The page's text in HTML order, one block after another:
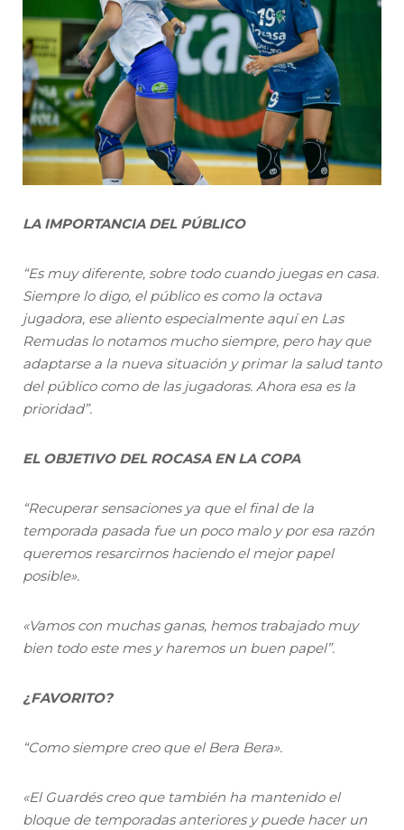
LA IMPORTANCIA DEL PÚBLICO
“Es muy diferente, sobre todo cuando juegas en casa.
Siempre lo digo, el público es como la octava
jugadora, ese aliento especialmente aquí en Las
Remudas lo notamos mucho siempre, pero hay que
adaptarse a la nueva situación y primar la salud tanto
del público como de las jugadoras. Ahora esa es la
prioridad”.
EL OBJETIVO DEL ROCASA EN LA COPA
“Recuperar sensaciones ya que el final de la
temporada pasada fue un poco malo y por esa razón
queremos resarcirnos haciendo el mejor papel
posible».
«Vamos con muchas ganas, hemos trabajado muy
bien todo este mes y haremos un buen papel”.
¿FAVORITO?
“Como siempre creo que el Bera Bera».
«El Guardés creo que también ha mantenido el
bloque de temporadas anteriores y puede hacer un